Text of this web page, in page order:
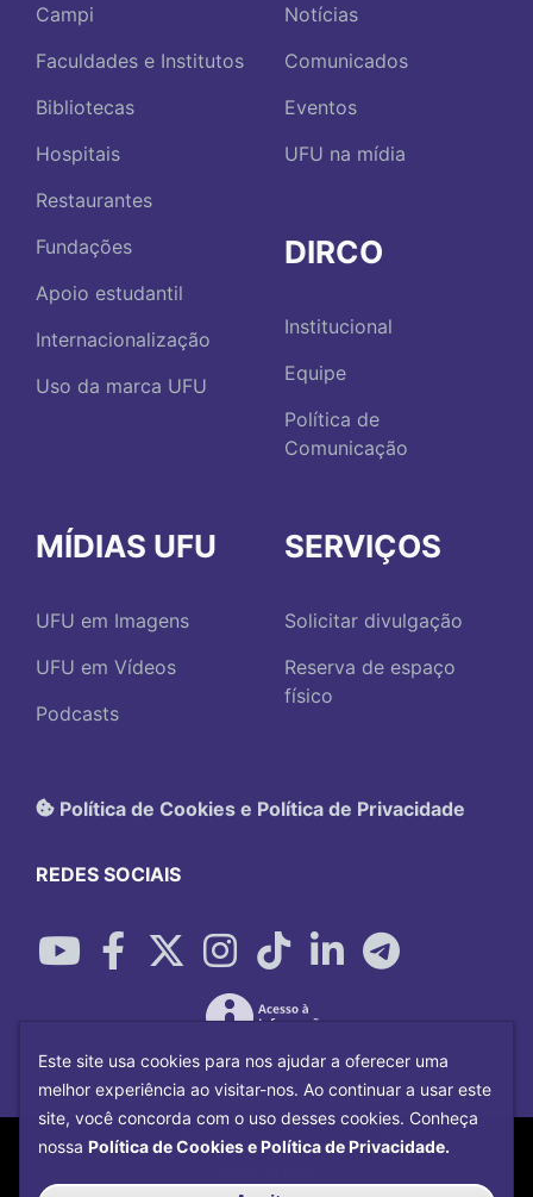
Campi
Faculdades e Institutos
Bibliotecas
Hospitais
Restaurantes
Fundações
Apoio estudantil
Internacionalização
Uso da marca UFU
Notícias
Comunicados
Eventos
UFU na mídia
DIRCO
Institucional
Equipe
Política de
Comunicação
MÍDIAS UFU
UFU em Imagens
UFU em Vídeos
Podcasts
SERVIÇOS
Solicitar divulgação
Reserva de espaço
físico
Política de Cookies e Política de Privacidade
REDES SOCIAIS
Copyright©2026Universidade Federal
Este site usa cookies para nos ajudar a oferecer uma
melhor experiência ao visitar-nos. Ao continuar a usar este
site, você concorda com o uso desses cookies. Conheça
nossa Política de Cookies e Política de Privacidade.